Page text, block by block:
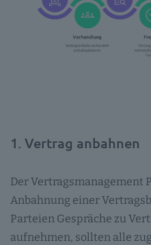
1. Vertrag anbahnen
Der Vertragsmanagement
Anbahnung einer
Parteien Gespräche zu
aufnehmen, sollten alle